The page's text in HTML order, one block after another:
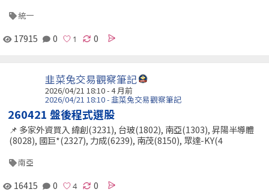
統一
17915 0 0
韭菜兔交易觀察筆記
2026/04/21 18:10 - 4 月前
2026/04/21 18:10 - 韭菜兔交易觀察筆記
260421 盤後程式選股
📌 多家外資買入 緯創(3231), 台玻(1802), 南亞(1303), 昇陽半導體
(8028), 國巨*(2327), 力成(6239), 南茂(8150), 眾達-KY(4
南亞
16415 0 0